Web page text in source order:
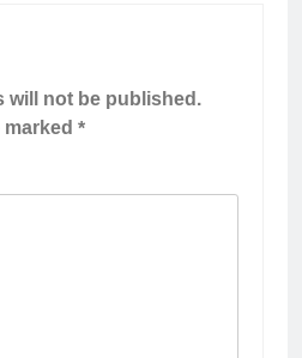
will not be published.
*